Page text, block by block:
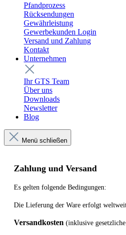
Pfandprozess
Rücksendungen
Gewährleistung
Gewerbekunden Login
Versand und Zahlung
Kontakt
Unternehmen
Ihr GTS Team
Über uns
Downloads
Newsletter
Blog
Menü schließen
Zahlung und Versand
Es gelten folgende Bedingungen:
Die Lieferung der Ware erfolgt
Versandkosten (inklusive